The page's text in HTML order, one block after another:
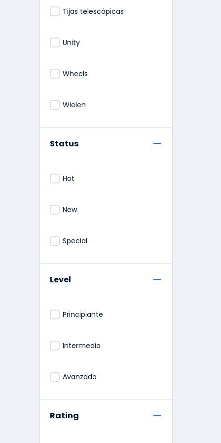
Tijas telescópicas
Unity
Wheels
Wielen
Status
Hot
New
Special
Level
Principiante
Intermedio
Avanzado
Rating